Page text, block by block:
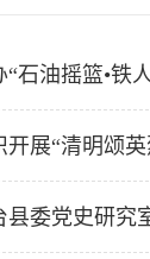
油摇篮•铁人精
“清明颂英烈 党史
史研究室红色教育进